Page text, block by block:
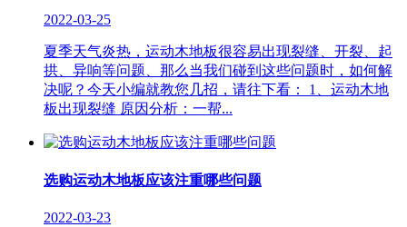
2022-03-25
夏季天气炎热，运动木地板很容易出现裂缝、开裂、起
拱、异响等问题、那么当我们碰到这些问题时，如何解
决呢？今天小编就教您几招，请往下看： 1、运动木地
板出现裂缝 原因分析：一帮...
选购运动木地板应该注重哪些问题
2022-03-23